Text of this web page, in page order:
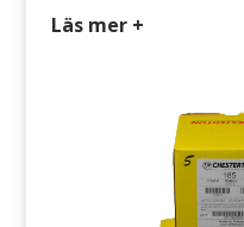
grafit belagd med
med klister på ena
Avsedd för ST
Läs mer +